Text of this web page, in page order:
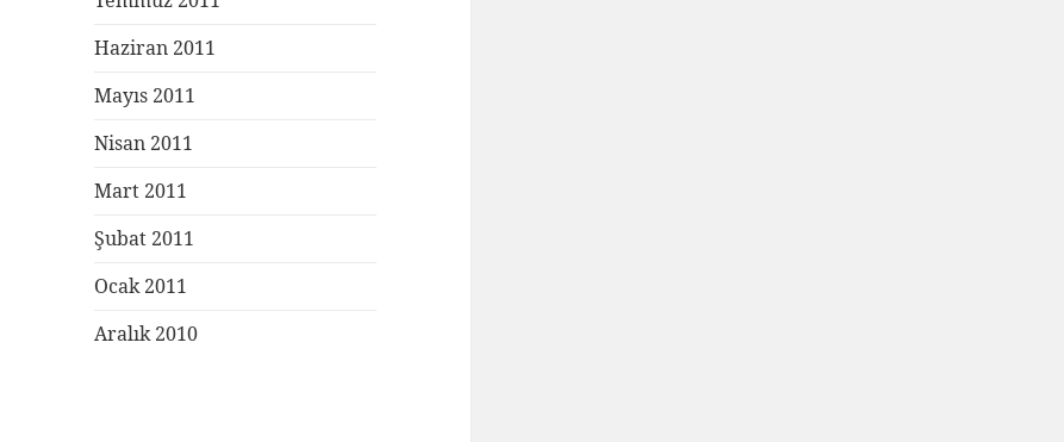
Haziran 2011
Mayıs 2011
Nisan 2011
Mart 2011
Şubat 2011
Ocak 2011
Aralık 2010